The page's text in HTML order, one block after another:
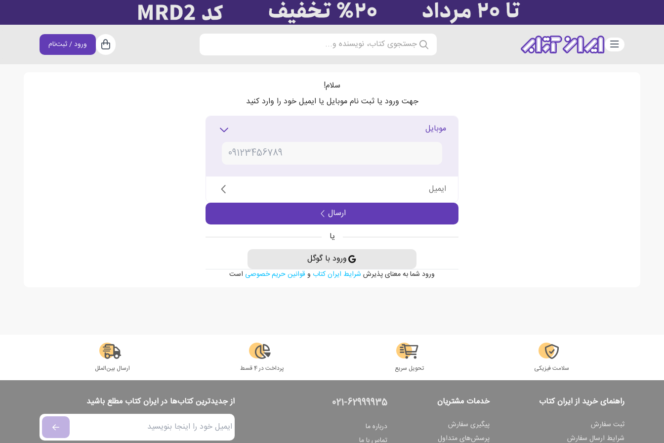
دسته‌بندی جستجوی کتاب، نویسنده و... سبد خرید
ورود / ثبت‌نام
سلام!
جهت ورود یا ثبت نام موبایل یا ایمیل خود را وارد کنید
موبایل
ایمیل
ارسال
یا
ورود با گوگل
ورود شما به معنای پذیرش شرایط ایران کتاب و قوانین حریم خصوصی است
سلامت فیزیکی تحویل سریع پرداخت در 4 قسط ارسال بین‌الملل
راهنمای خرید از ایران کتاب
ثبت سفارش
شرایط ارسال سفارش
خدمات مشتریان
پیگیری سفارش
پرسش‌های متداول
021-62999935
درباره ما
تماس با ما
از جدیدترین کتاب‌ها در ایران کتاب مطلع باشید